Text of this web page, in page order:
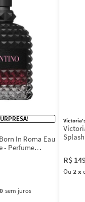
In Roma Eau
- Perfume
sem juros
Splash
R$
Ou 2x